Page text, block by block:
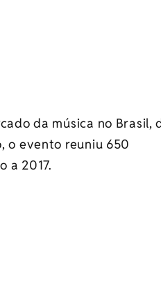
da música no Brasil,
o evento reuniu 650
a 2017.